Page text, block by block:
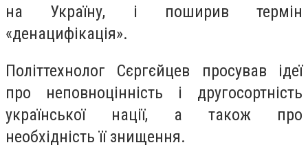
на Україну, і поширив термін
«денацифікація».
Політтехнолог Сєргєйцев просував ідеї
про неповноцінність і другосортність
української нації, а також про
необхідність її знищення.